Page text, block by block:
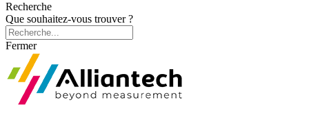
Recherche
Que souhaitez-vous trouver ?
Fermer